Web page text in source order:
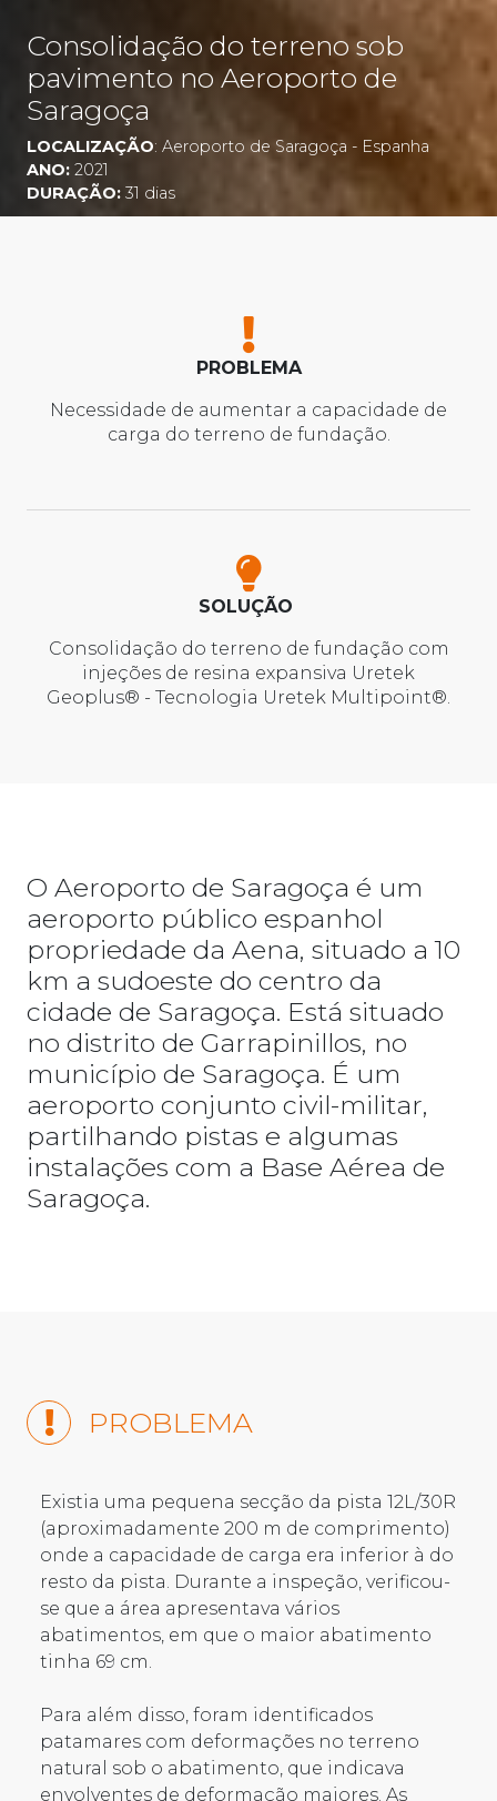
Consolidação do terreno sob
pavimento no Aeroporto de
Saragoça
LOCALIZAÇÃO: Aeroporto de Saragoça - Espanha
ANO: 2021
DURAÇÃO: 31 dias
PROBLEMA
Necessidade de aumentar a capacidade de
carga do terreno de fundação.
SOLUÇÃO
Consolidação do terreno de fundação com
injeções de resina expansiva Uretek
Geoplus® - Tecnologia Uretek Multipoint®.
O Aeroporto de Saragoça é um
aeroporto público espanhol
propriedade da Aena, situado a 10
km a sudoeste do centro da
cidade de Saragoça. Está situado
no distrito de Garrapinillos, no
município de Saragoça. É um
aeroporto conjunto civil-militar,
partilhando pistas e algumas
instalações com a Base Aérea de
Saragoça.
PROBLEMA
Existia uma pequena secção da pista 12L/30R
(aproximadamente 200 m de comprimento)
onde a capacidade de carga era inferior à do
resto da pista. Durante a inspeção, verificou-
se que a área apresentava vários
abatimentos, em que o maior abatimento
tinha 69 cm.
Para além disso, foram identificados
patamares com deformações no terreno
natural sob o abatimento, que indicava
envolventes de deformação maiores. As